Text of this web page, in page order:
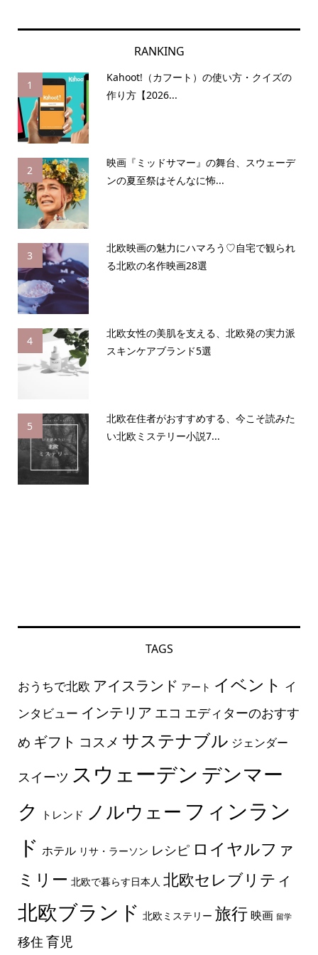
RANKING
1
Kahoot!（カフート）の使い方・クイズの
作り方【2026...
2
映画『ミッドサマー』の舞台、スウェーデ
ンの夏至祭はそんなに怖...
3
北欧映画の魅力にハマろう♡自宅で観られ
る北欧の名作映画28選
4
北欧女性の美肌を支える、北欧発の実力派
スキンケアブランド5選
5
北欧在住者がおすすめする、今こそ読みた
い北欧ミステリー小説7...
TAGS
おうちで北欧 アイスランド アート イベント イ
ンタビュー インテリア エコ エディターのおすす
め ギフト コスメ サステナブル ジェンダー
スイーツ スウェーデン デンマー
ク
トレンド ノルウェー フィンラン
ド ホテル リサ・ラーソン レシピ ロイヤルファ
ミリー 北欧で暮らす日本人 北欧セレブリティ
北欧ブランド 北欧ミステリー 旅行映画 留学
移住 育児